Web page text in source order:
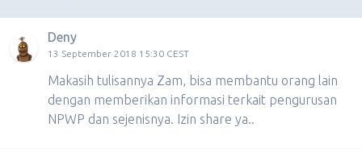
Deny
13 September 2018 15:30 CEST
Makasih tulisannya Zam, bisa membantu orang lain
dengan memberikan informasi terkait pengurusan
NPWP dan sejenisnya. Izin share ya..